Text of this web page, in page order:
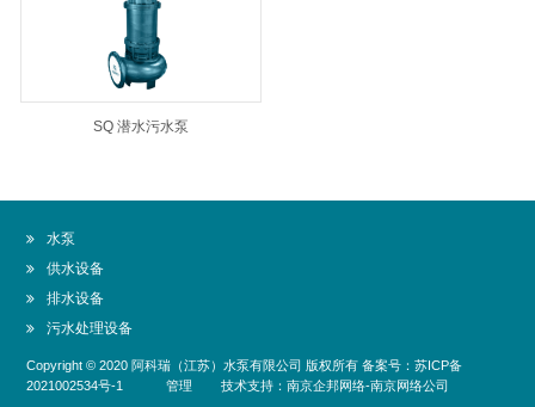
SQ 潜水污水泵
水泵
供水设备
排水设备
污水处理设备
Copyright © 2020 阿科瑞（江苏）水泵有限公司 版权所有 备案号：苏ICP备
2021002534号-1
管理 技术支持：南京企邦网络-南京网络公司